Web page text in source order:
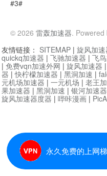
#3#
© 2026 雷轰加速器. Powered
永久免费的上网
友情链接： SITEMAP | 旋风加
quickq加速器 | 飞驰加速器 | 飞
| 免费vqn加速外网 | 旋风加速器
器 |快柠檬加速器 | 黑洞加速 |
元机场加速器 | 一元机场 | 老王
果加速器 | 黑洞加速 | 银河加速器
旋风加速器度器 | 哔咔漫画 |